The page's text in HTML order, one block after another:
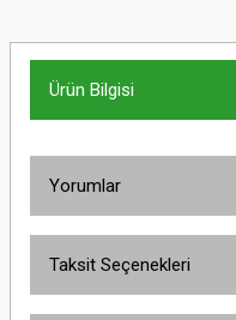
Ürün Bilgisi
Yorumlar
Taksit Seçenekleri